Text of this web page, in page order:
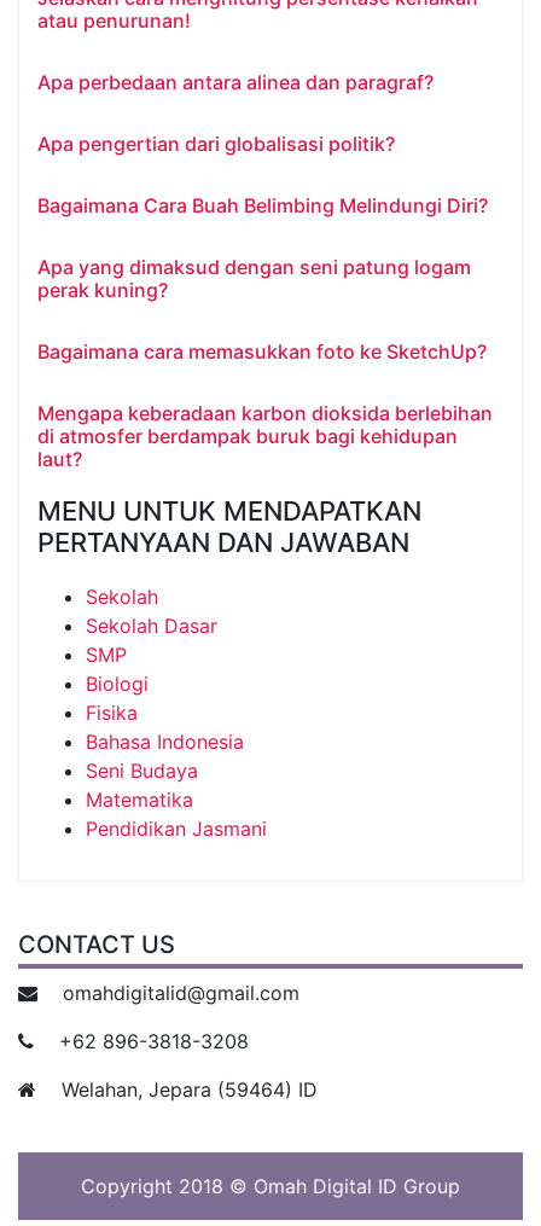
atau penurunan!
Apa perbedaan antara alinea dan paragraf?
Apa pengertian dari globalisasi politik?
Bagaimana Cara Buah Belimbing Melindungi Diri?
Apa yang dimaksud dengan seni patung logam
perak kuning?
Bagaimana cara memasukkan foto ke SketchUp?
Mengapa keberadaan karbon dioksida berlebihan
di atmosfer berdampak buruk bagi kehidupan
laut?
MENU UNTUK MENDAPATKAN
PERTANYAAN DAN JAWABAN
Sekolah
Sekolah Dasar
SMP
Biologi
Fisika
Bahasa Indonesia
Seni Budaya
Matematika
Pendidikan Jasmani
CONTACT US
omahdigitalid@gmail.com
+62 896-3818-3208
Welahan, Jepara (59464) ID
Copyright 2018 © Omah Digital ID Group